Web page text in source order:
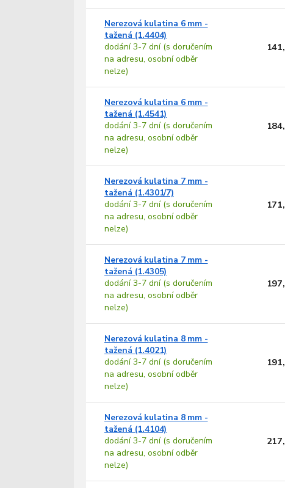
Nerezová kulatina 6 mm -
tažená (1.4404)
dodání 3-7 dní (s doručením
na adresu, osobní odběr
nelze)
Nerezová kulatina 6 mm -
tažená (1.4541)
dodání 3-7 dní (s doručením
na adresu, osobní odběr
nelze)
Nerezová kulatina 7 mm -
tažená (1.4301/7)
dodání 3-7 dní (s doručením
na adresu, osobní odběr
nelze)
Nerezová kulatina 7 mm -
tažená (1.4305)
dodání 3-7 dní (s doručením
na adresu, osobní odběr
nelze)
Nerezová kulatina 8 mm -
tažená (1.4021)
dodání 3-7 dní (s doručením
na adresu, osobní odběr
nelze)
Nerezová kulatina 8 mm -
tažená (1.4104)
dodání 3-7 dní (s doručením
na adresu, osobní odběr
nelze)